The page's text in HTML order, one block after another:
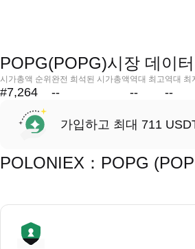
POPG(POPG)시장 데이터
시가총액 순위
#7,264
완전 희석된 시가총액
--
역대 최고
--
역대 최
--
가입하고 최대 711
POLONIEX：POPG